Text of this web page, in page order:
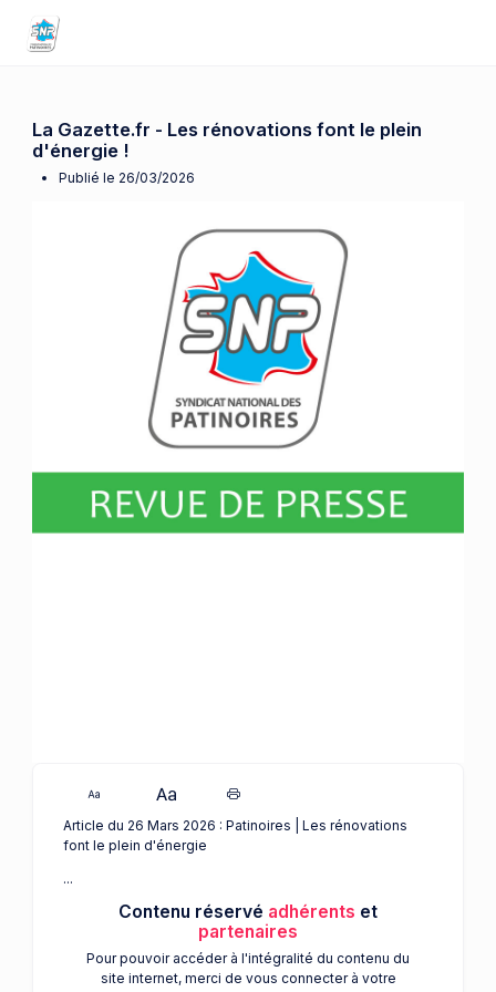
La Gazette.fr - Les rénovations font le plein
d'énergie !
Publié le 26/03/2026
Article du 26 Mars 2026 : Patinoires | Les rénovations
font le plein d'énergie
...
Contenu réservé adhérents et
partenaires
Pour pouvoir accéder à l'intégralité du contenu du
site internet, merci de vous connecter à votre